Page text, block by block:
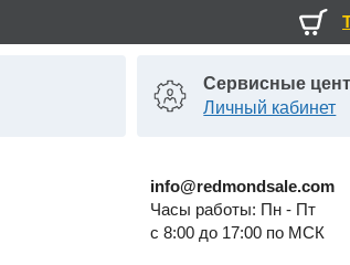
Сервисные
Личный кабинет
info@redmondsale.com
Часы работы: Пн - Пт
c 8:00 до 17:00 по МСК